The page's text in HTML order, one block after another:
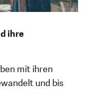
ihre
mit ihren
und bis